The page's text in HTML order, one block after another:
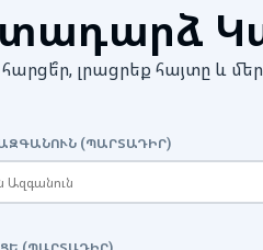
հարցե՞ր, լրացրեք հայտը
(ՊԱՐՏԱԴԻՐ)